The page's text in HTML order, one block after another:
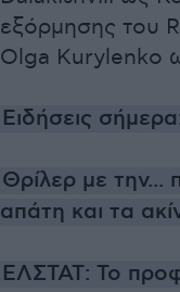
εξόρμησης του
Olga Kurylenko
Ειδήσεις
Θρίλερ με την...
απάτη και τα
ΕΛΣΤΑΤ: Το